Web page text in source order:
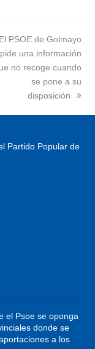
next
post:
El PSOE de Golmayo
pide una información
no recoge cuando
se pone a su
disposición
Partido Popular de
el Psoe se oponga
donde se
a los